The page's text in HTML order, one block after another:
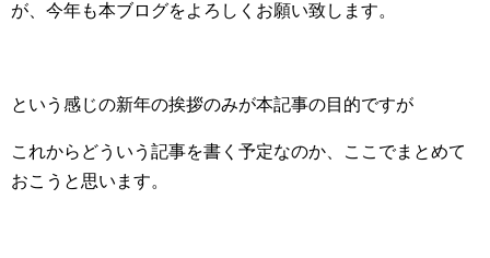
が、今年も本ブログをよろしくお願い致します。
という感じの新年の挨拶のみが本記事の目的ですが
これからどういう記事を書く予定なのか、ここでまとめて
おこうと思います。